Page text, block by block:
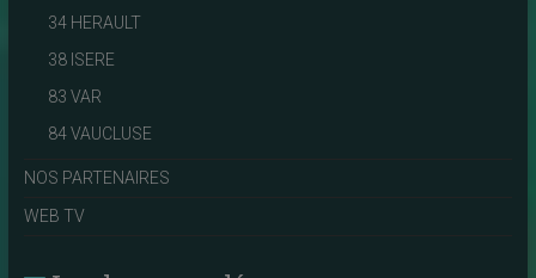
34 HERAULT
38 ISERE
83 VAR
84 VAUCLUSE
NOS PARTENAIRES
WEB TV